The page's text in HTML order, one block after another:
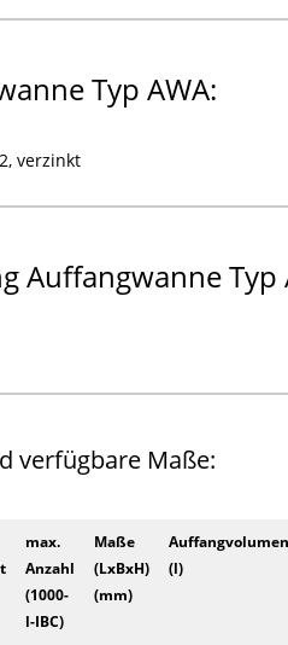
Typ AWA:
verzinkt
Auffangwanne Typ
verfügbare Maße:
max.
Anzahl
(1000-
l-IBC)
Maße
(LxBxH)
(mm)
Auffangvolumen
(l)